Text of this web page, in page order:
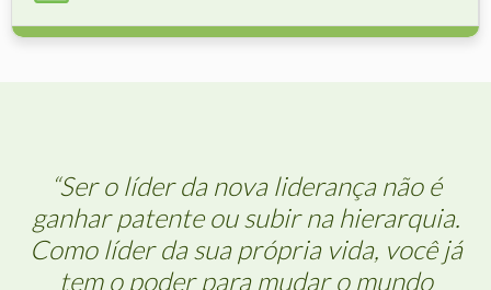
“Ser o líder da nova liderança não é
ganhar patente ou subir na hierarquia.
Como líder da sua própria vida, você já
tem o poder para mudar o mundo